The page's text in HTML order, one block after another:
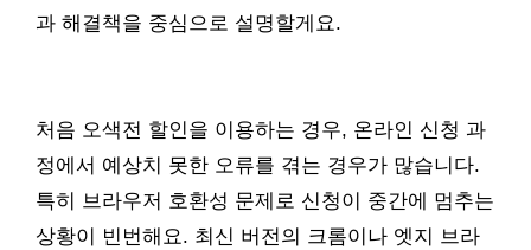
과 해결책을 중심으로 설명할게요.
처음 오색전 할인을 이용하는 경우, 온라인 신청 과
정에서 예상치 못한 오류를 겪는 경우가 많습니다.
특히 브라우저 호환성 문제로 신청이 중간에 멈추는
상황이 빈번해요. 최신 버전의 크롬이나 엣지 브라